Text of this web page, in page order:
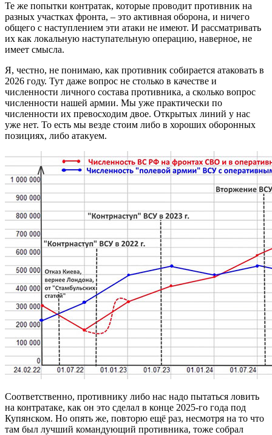
Те же попытки контратак, которые проводит противник на
разных участках фронта, – это активная оборона, и ничего
общего с наступлением эти атаки не имеют. И рассматривать
их как локальную наступательную операцию, наверное, не
имеет смысла.
Я, честно, не понимаю, как противник собирается атаковать в
2026 году. Тут даже вопрос не столько в качестве и
численности личного состава противника, а сколько вопрос
численности нашей армии. Мы уже практически по
численности их превосходим двое. Открытых линий у нас
уже нет. То есть мы везде стоим либо в хороших оборонных
позициях, либо атакуем.
Соответственно, противнику либо нас надо пытаться ловить
на контратаке, как он это сделал в конце 2025-го года под
Купянском. Но опять же, повторю ещё раз, несмотря на то что
там был лучший командующий противника, тоже собрал